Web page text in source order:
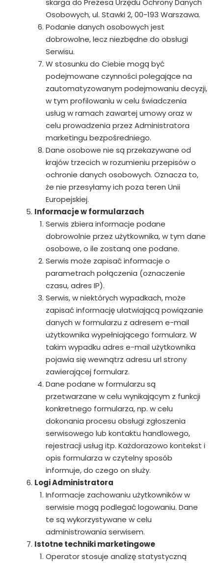
skarga do Prezesa Urzędu Ochrony Danych
Osobowych, ul. Stawki 2, 00-193 Warszawa.
Podanie danych osobowych jest
dobrowolne, lecz niezbędne do obsługi
Serwisu.
W stosunku do Ciebie mogą być
podejmowane czynności polegające na
zautomatyzowanym podejmowaniu decyzji,
w tym profilowaniu w celu świadczenia
usług w ramach zawartej umowy oraz w
celu prowadzenia przez Administratora
marketingu bezpośredniego.
Dane osobowe nie są przekazywane od
krajów trzecich w rozumieniu przepisów o
ochronie danych osobowych. Oznacza to,
że nie przesyłamy ich poza teren Unii
Europejskiej.
Informacje w formularzach
Serwis zbiera informacje podane
dobrowolnie przez użytkownika, w tym dane
osobowe, o ile zostaną one podane.
Serwis może zapisać informacje o
parametrach połączenia (oznaczenie
czasu, adres IP).
Serwis, w niektórych wypadkach, może
zapisać informację ułatwiającą powiązanie
danych w formularzu z adresem e-mail
użytkownika wypełniającego formularz. W
takim wypadku adres e-mail użytkownika
pojawia się wewnątrz adresu url strony
zawierającej formularz.
Dane podane w formularzu są
przetwarzane w celu wynikającym z funkcji
konkretnego formularza, np. w celu
dokonania procesu obsługi zgłoszenia
serwisowego lub kontaktu handlowego,
rejestracji usług itp. Każdorazowo kontekst i
opis formularza w czytelny sposób
informuje, do czego on służy.
Logi Administratora
Informacje zachowaniu użytkowników w
serwisie mogą podlegać logowaniu. Dane
te są wykorzystywane w celu
administrowania serwisem.
Istotne techniki marketingowe
Operator stosuje analizę statystyczną